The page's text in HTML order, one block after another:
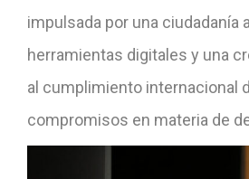
impulsada por una ciudadanía
herramientas digitales y una
al cumplimiento internacional
compromisos en materia de